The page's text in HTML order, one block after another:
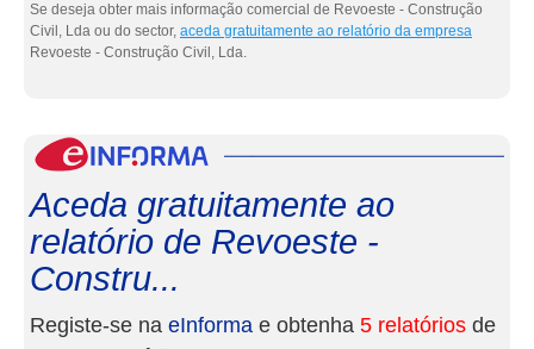
Se deseja obter mais informação comercial de Revoeste - Construção
Civil, Lda ou do sector, aceda gratuitamente ao relatório da empresa
Revoeste - Construção Civil, Lda.
Aceda gratuitamente ao
relatório de Revoeste -
Constru...
Registe-se na eInforma e obtenha 5 relatórios de